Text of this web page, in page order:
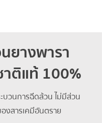
ยางพารา
ติแท้ 100%
บวนการฉีดล้วน ไม่มีส่วน
งสารเคมีอันตราย